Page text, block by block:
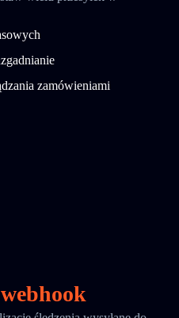
zamówieniami